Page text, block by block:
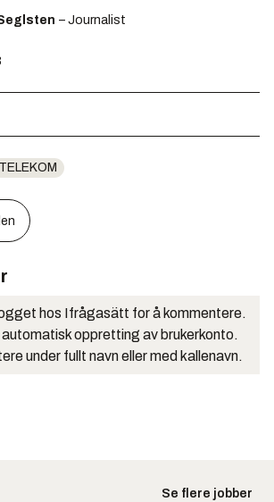
– Journalist
TELEKOM
hos Ifrågasätt for å kommentere.
oppretting av brukerkonto.
under fullt navn eller med kallenavn.
Se flere jobber